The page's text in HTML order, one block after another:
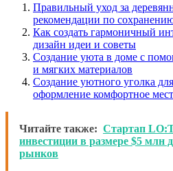
Правильный уход за
рекомендации по
Как создать гармоничный
дизайн идеи и советы
Создание уюта в доме с
и мягких материалов
Создание уютного уголка
оформление комфортное
Читайте также: Стартап
инвестиции в размере $5 млн
рынков